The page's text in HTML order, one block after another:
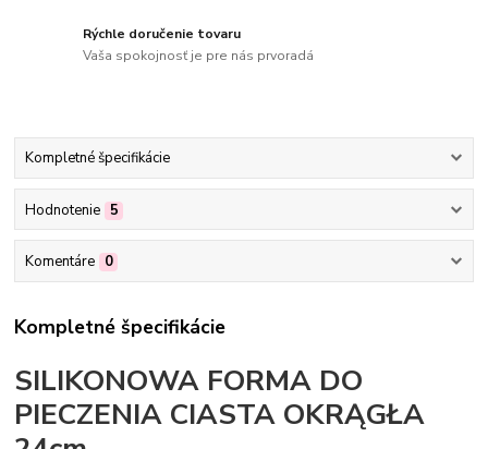
Rýchle doručenie tovaru
Vaša spokojnosť je pre nás prvoradá
Kompletné špecifikácie
Hodnotenie 5
Komentáre 0
Kompletné špecifikácie
SILIKONOWA FORMA DO
PIECZENIA CIASTA OKRĄGŁA